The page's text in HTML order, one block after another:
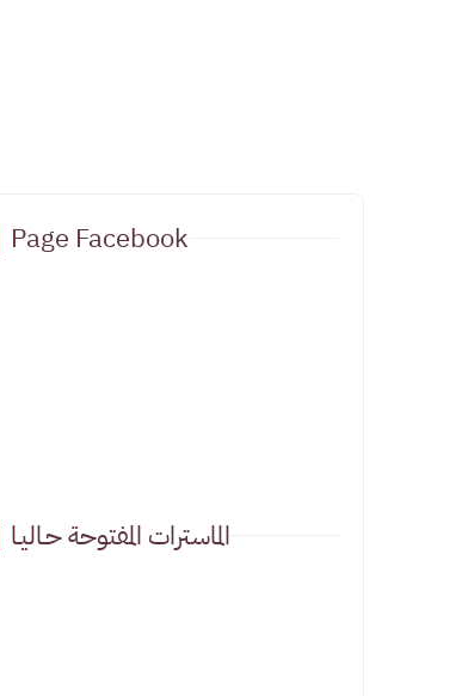
Page Facebook
الماسترات المفتوحة حـاليـا